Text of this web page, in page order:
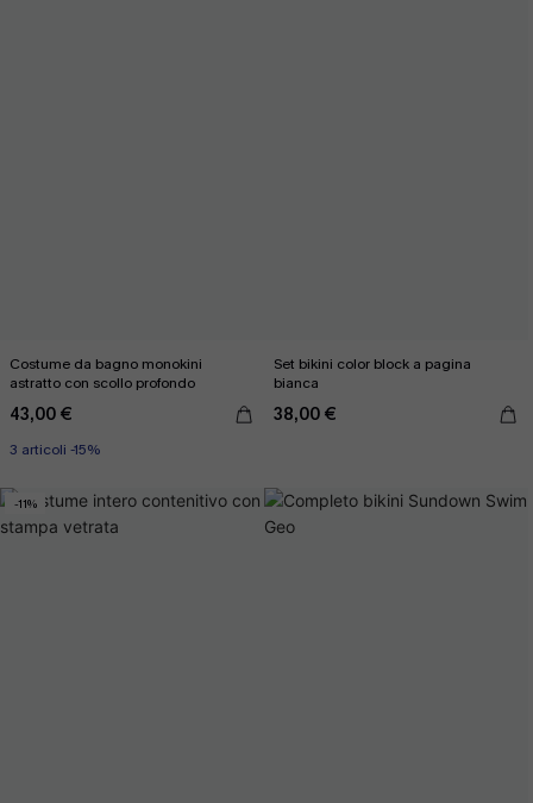
Costume da bagno monokini
astratto con scollo profondo
43,00 €
3 articoli -15%
Set bikini color block a pagina
bianca
38,00 €
-11%